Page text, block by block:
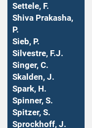
Settele, F.
Shiva Prakasha,
P.
Sieb, P.
Silvestre, F.J.
Singer, C.
Skalden, J.
Spark, H.
Spinner, S.
Spitzer, S.
Sprockhoff, J.